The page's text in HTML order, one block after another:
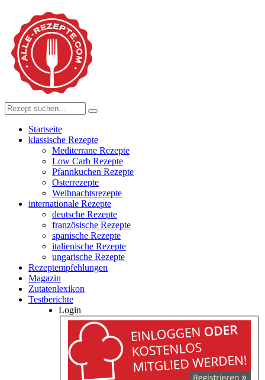
Startseite
klassische Rezepte
Mediterrane Rezepte
Low Carb Rezepte
Pfannkuchen Rezepte
Osterrezepte
Weihnachtsrezepte
internationale Rezepte
deutsche Rezepte
französische Rezepte
spanische Rezepte
italienische Rezepte
ungarische Rezepte
Rezeptempfehlungen
Magazin
Zutatenlexikon
Testberichte
Login